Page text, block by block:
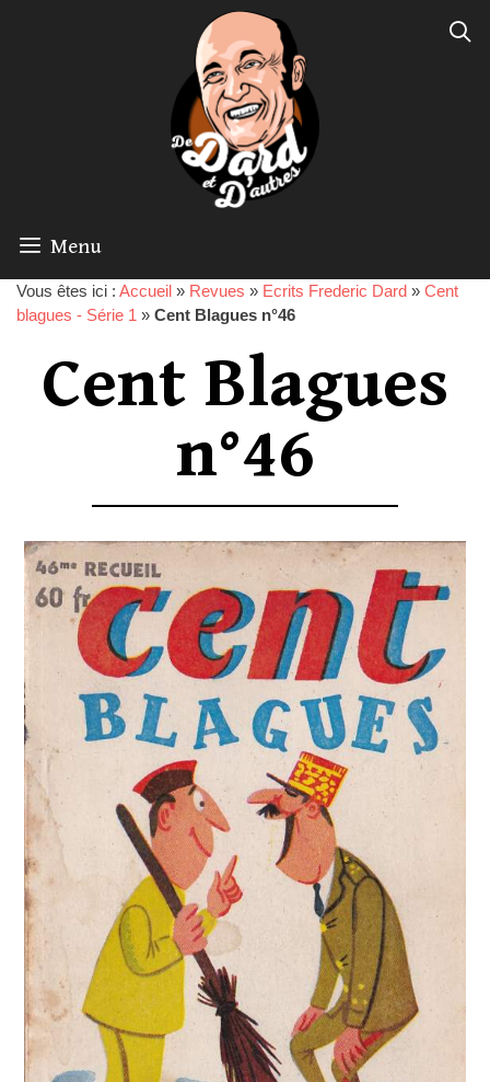
Menu
Vous êtes ici : Accueil » Revues » Ecrits Frederic Dard » Cent
blagues - Série 1 » Cent Blagues n°46
Cent Blagues
n°46